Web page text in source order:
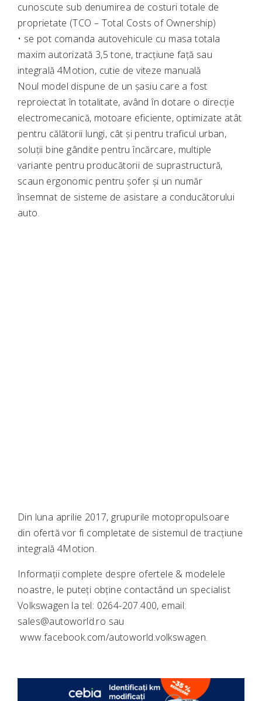
cunoscute sub denumirea de costuri totale de
proprietate (TCO – Total Costs of Ownership)
• se pot comanda autovehicule cu masa totala
maxim autorizată 3,5 tone, tracțiune față sau
integrală 4Motion, cutie de viteze manuală
Noul model dispune de un șasiu care a fost
reproiectat în totalitate, având în dotare o direcție
electromecanică, motoare eficiente, optimizate atât
pentru călătorii lungi, cât și pentru traficul urban,
soluții bine gândite pentru încărcare, multiple
variante pentru producătorii de suprastructură,
scaun ergonomic pentru șofer și un număr
însemnat de sisteme de asistare a conducătorului
auto.
Din luna aprilie 2017, grupurile motopropulsoare
din ofertă vor fi completate de sistemul de tracțiune
integrală 4Motion.
Informații complete despre ofertele & modelele
noastre, le puteți obține contactând un specialist
Volkswagen la tel: 0264-207.400, email:
sales@autoworld.ro sau
www.facebook.com/autoworld.volkswagen.